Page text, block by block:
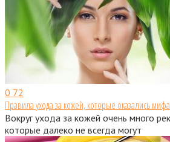
0 72
Правила ухода за кожей, которые оказались
Вокруг ухода за кожей очень много
которые далеко не всегда могут